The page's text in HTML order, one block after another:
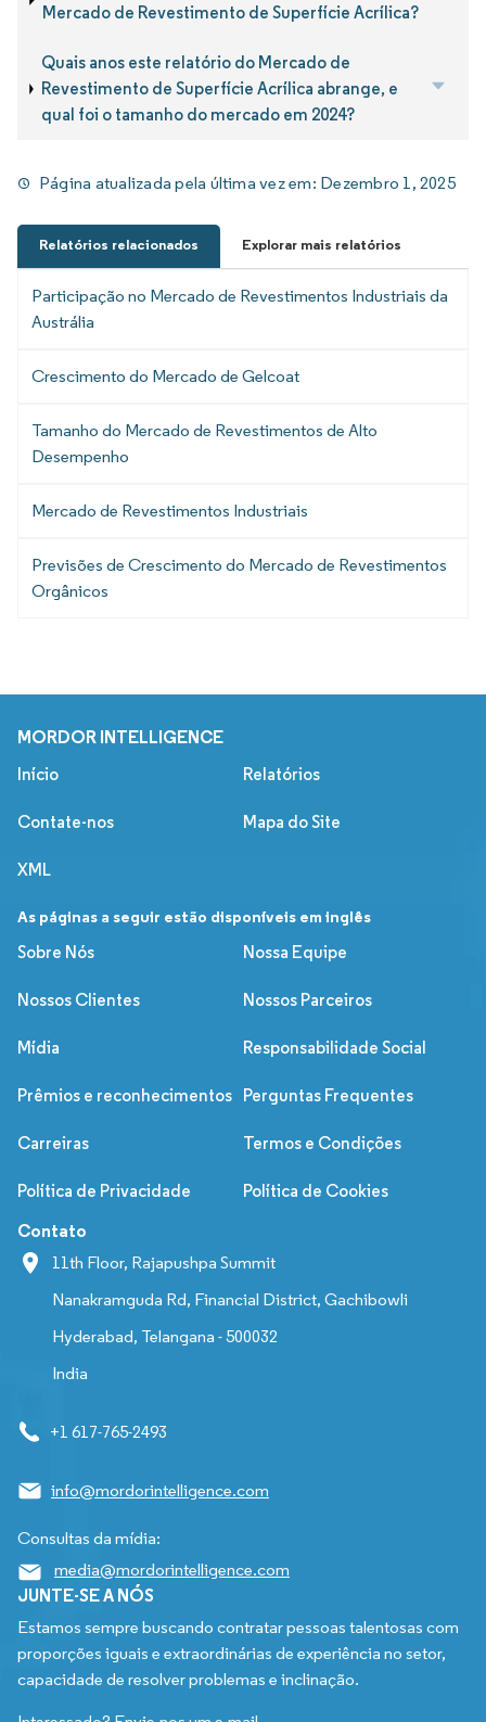
Mercado de Revestimento de Superfície Acrílica?
Quais anos este relatório do Mercado de
Revestimento de Superfície Acrílica abrange, e
qual foi o tamanho do mercado em 2024?
Página atualizada pela última vez em: Dezembro 1, 2025
Relatórios relacionados Explorar mais relatórios
Participação no Mercado de Revestimentos Industriais da
Austrália
Crescimento do Mercado de Gelcoat
Tamanho do Mercado de Revestimentos de Alto
Desempenho
Mercado de Revestimentos Industriais
Previsões de Crescimento do Mercado de Revestimentos
Orgânicos
MORDOR INTELLIGENCE
Início Relatórios
Contate-nos Mapa do Site
XML
As páginas a seguir estão disponíveis em inglês
Sobre Nós
Nossa Equipe
Nossos Clientes Nossos Parceiros
Mídia Responsabilidade Social
Prêmios e reconhecimentos Perguntas Frequentes
Carreiras Termos e Condições
Política de Privacidade Política de Cookies
Contato
11th Floor, Rajapushpa Summit
Nanakramguda Rd, Financial District, Gachibowli
Hyderabad, Telangana - 500032
India
+1 617-765-2493
info@mordorintelligence.com
Consultas da mídia:
media@mordorintelligence.com
JUNTE-SE A NÓS
Estamos sempre buscando contratar pessoas talentosas com
proporções iguais e extraordinárias de experiência no setor,
capacidade de resolver problemas e inclinação.